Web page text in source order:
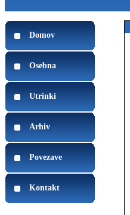
Domov
Osebna
Utrinki
Arhiv
Povezave
Kontakt